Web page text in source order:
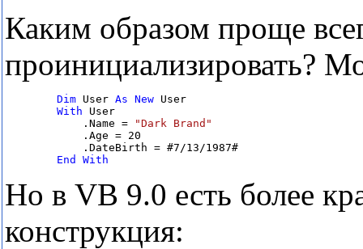
Каким образом проще
проинициализировать?
Dim User As New User
With User
            .Name =
            .Age = 20
            .DateBirth = #7/13/1987#
End
With
Но в VB 9.0 есть более
конструкция: